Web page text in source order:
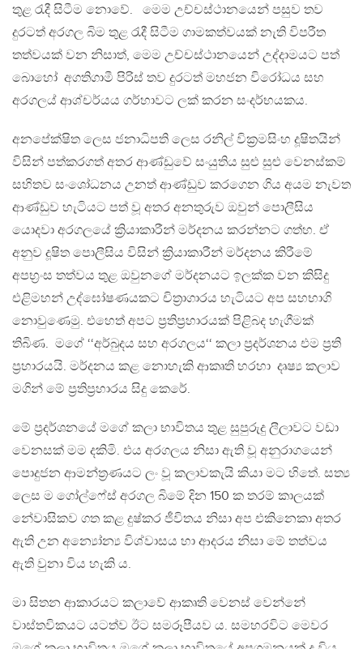
තුළ රැදී සිටීම නොවේ. මෙම උච්චස්ථානයෙන් පසුව තව
දුරටත් අරගල බිම තුළ රැදී සිටීම ගාමකත්වයක් නැති විපරීත
තත්වයක් වන නිසාත්, මෙම උච්චස්ථානයෙන් උද්දාමයට පත්
බොහෝ අගතිගාමී පිරිස් තව දුරටත් මහජන විරෝධය සහ
අරගලය් ආශ්චර්යය ගර්හාවට ලක් කරන සංදර්භයකය.
අනපේක්ෂිත ලෙස ජනාධිපති ලෙස රනිල් වික්‍රමසිංහ දූෂිතයින්
විසින් පත්කරගත් අතර ආණ්ඩුවේ සංයුතිය සුළු සුළු වෙනස්කම්
සහිතව සංශෝධනය උනත් ආණ්ඩුව කරගෙන ගිය අයම නැවත
ආණ්ඩුව හැටියට පත් වූ අතර අනතුරුව ඔවුන් පොලීසිය
යොදවා අරගලයේ ක්‍රියාකාරීන් මර්දනය කරන්නට ගත්හ. ඒ
අනුව දූෂිත පොලීසිය විසින් ක්‍රියාකාරීන් මර්දනය කිරීමේ
අපභ්‍රංස තත්වය තුළ ඔවුනගේ මර්දනයට ඉලක්ක වන කිසිදු
එළිමහන් උද්ඝෝෂණයකට චිත්‍රාගාරය හැටියට අප සහභාගි
නොවුණෙමු. එහෙත් අපට ප්‍රතිප්‍රහාරයක් පිළිබද හැගීමක්
තිබිණ. මගේ ‘‘අර්බුදය සහ අරගලය‘‘ කලා ප්‍රදර්ශනය එම ප්‍රති
ප්‍රහාරයයි. මර්දනය කළ නොහැකි ආකෘති හරහා දෘෂ්‍ය කලාව
මගින් මේ ප්‍රතිප්‍රහාරය සිදු කෙරේ.
මේ ප්‍රදර්ශනයේ මගේ කලා භාවිතය තුළ සුපුරුදු ලීලාවට වඩා
වෙනසක් මම දකිමි. එය අරගලය නිසා ඇති වූ අනුරාගයෙන්
පොදුජන ආමන්ත්‍රණයට ලං වූ කලාවකැයි කියා මට හිතේ. සත්‍ය
ලෙස ම ගෝල්ෆේස් අරගල බිමේ දින 150 ක තරම් කාලයක්
නේවාසිකව ගත කළ දුෂ්කර ජීවිතය නිසා අප එකිනෙකා අතර
ඇති උන අන්‍යෝන්‍ය විශ්වාසය හා ආදරය නිසා මේ තත්වය
ඇති වුනා විය හැකි ය.
මා සිතන ආකාරයට කලාවේ ආකෘති වෙනස් වෙන්නේ
වාස්තවිකයට යටත්ව ඊට සමරූපීයව ය. සමහරවිට මෙවර